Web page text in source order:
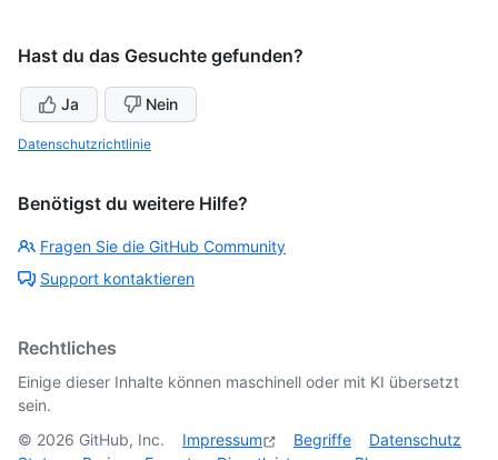
Hast du das Gesuchte gefunden?
Ja Nein
Datenschutzrichtlinie
Benötigst du weitere Hilfe?
Fragen Sie die GitHub Community
Support kontaktieren
Rechtliches
Einige dieser Inhalte können maschinell oder mit KI übersetzt
sein.
© 2026 GitHub, Inc. Impressum Begriffe
Datenschutz